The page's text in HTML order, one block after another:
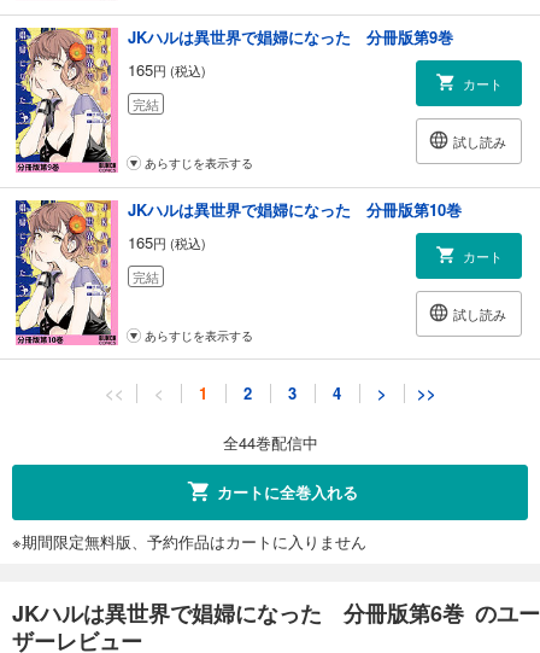
JKハルは異世界で娼婦になった 分冊版第9巻
165円 (税込)
完結
カート
試し読み
あらすじを表示する
JKハルは異世界で娼婦になった 分冊版第10巻
165円 (税込)
完結
カート
試し読み
あらすじを表示する
JKハルは異世界で娼婦になった 分冊版第11巻
JKハルは異世界で娼婦になった 分冊版第12巻
完結
<< < 1 2 3 4 > >>
全44巻配信中
カートに全巻入れる
※期間限定無料版、予約作品はカートに入りません
JKハルは異世界で娼婦になった 分冊版第6巻 のユー
ザーレビュー